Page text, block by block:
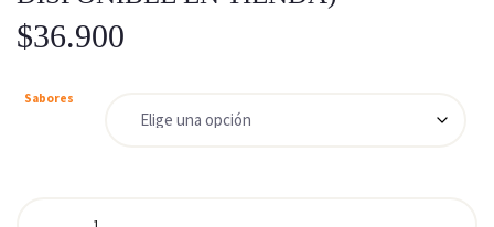
$36.900
Sabores